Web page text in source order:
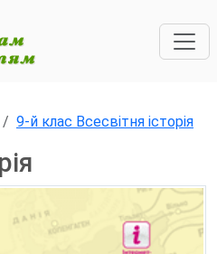
9-й клас Всесвітня історія